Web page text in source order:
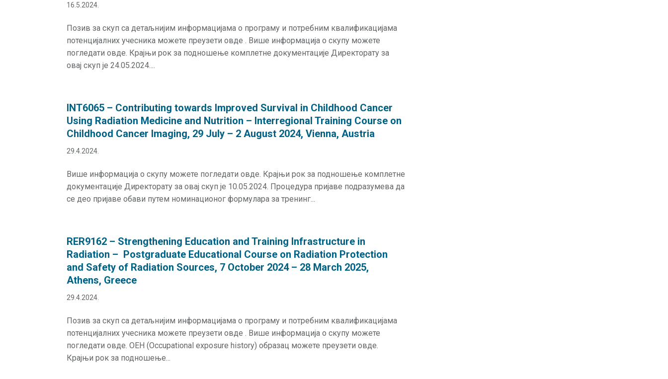
16.5.2024.
Позив за скуп са детаљнијим информацијама о програму и потребним квалификацијама
потенцијалних учесника можете преузети овде . Више информација о скупу можете
погледати овде. Крајњи рок за подношење комплетне документације Директорату за
овај скуп је 24.05.2024....
INT6065 – Contributing towards Improved Survival in Childhood Cancer
Using Radiation Medicine and Nutrition – Interregional Training Course on
Childhood Cancer Imaging, 29 July – 2 August 2024, Vienna, Austria
29.4.2024.
Више информација о скупу можете погледати овде. Крајњи рок за подношење комплетне
документације Директорату за овај скуп је 10.05.2024. Процедура пријаве подразумева да
се део пријаве обави путем номинационог формулара за тренинг...
RER9162 – Strengthening Education and Training Infrastructure in
Radiation – Postgraduate Educational Course on Radiation Protection
and Safety of Radiation Sources, 7 October 2024 – 28 March 2025,
Athens, Greece
29.4.2024.
Позив за скуп са детаљнијим информацијама о програму и потребним квалификацијама
потенцијалних учесника можете преузети овде . Више информација о скупу можете
погледати овде. OEH (Occupational exposure history) образац можете преузети овде.
Крајњи рок за подношење...